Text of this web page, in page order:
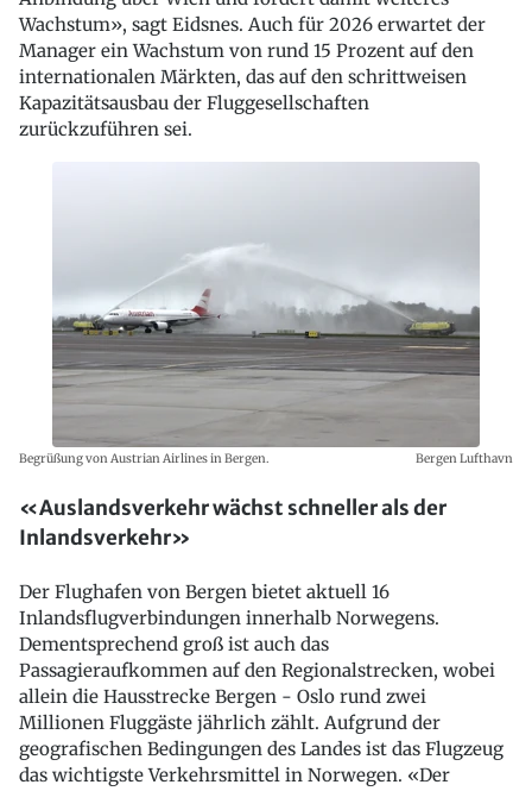
Wachstum», sagt Eidsnes. Auch für 2026 erwartet der
Manager ein Wachstum von rund 15 Prozent auf den
internationalen Märkten, das auf den schrittweisen
Kapazitätsausbau der Fluggesellschaften
zurückzuführen sei.
Begrüßung von Austrian Airlines in Bergen. Bergen Lufthavn
«Auslandsverkehr wächst schneller als der
Inlandsverkehr»
Der Flughafen von Bergen bietet aktuell 16
Inlandsflugverbindungen innerhalb Norwegens.
Dementsprechend groß ist auch das
Passagieraufkommen auf den Regionalstrecken, wobei
allein die Hausstrecke Bergen - Oslo rund zwei
Millionen Fluggäste jährlich zählt. Aufgrund der
geografischen Bedingungen des Landes ist das Flugzeug
das wichtigste Verkehrsmittel in Norwegen. «Der